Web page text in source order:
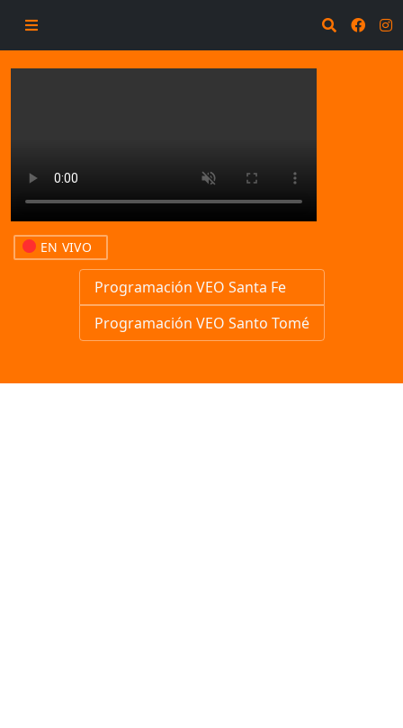
EN VIVO
Programación VEO Santa Fe
Programación VEO Santo Tomé